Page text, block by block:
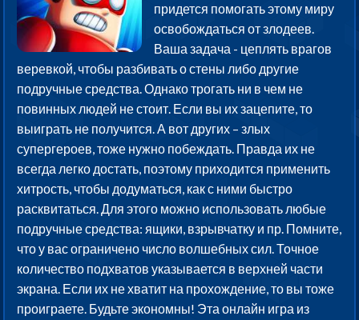
придется помогать этому миру
освобождаться от злодеев.
Ваша задача - цеплять врагов
веревкой, чтобы разбивать о стены либо другие
подручные средства. Однако трогать ни в чем не
повинных людей не стоит. Если вы их зацепите, то
выиграть не получится. А вот других – злых
супергероев, тоже нужно побеждать. Правда их не
всегда легко достать, поэтому приходится применить
хитрость, чтобы додуматься, как с ними быстро
расквитаться. Для этого можно использовать любые
подручные средства: ящики, взрывчатку и пр. Помните,
что у вас ограничено число волшебных сил. Точное
количество подхватов указывается в верхней части
экрана. Если их не хватит на прохождение, то вы тоже
проиграете. Будьте экономны! Эта онлайн игра из